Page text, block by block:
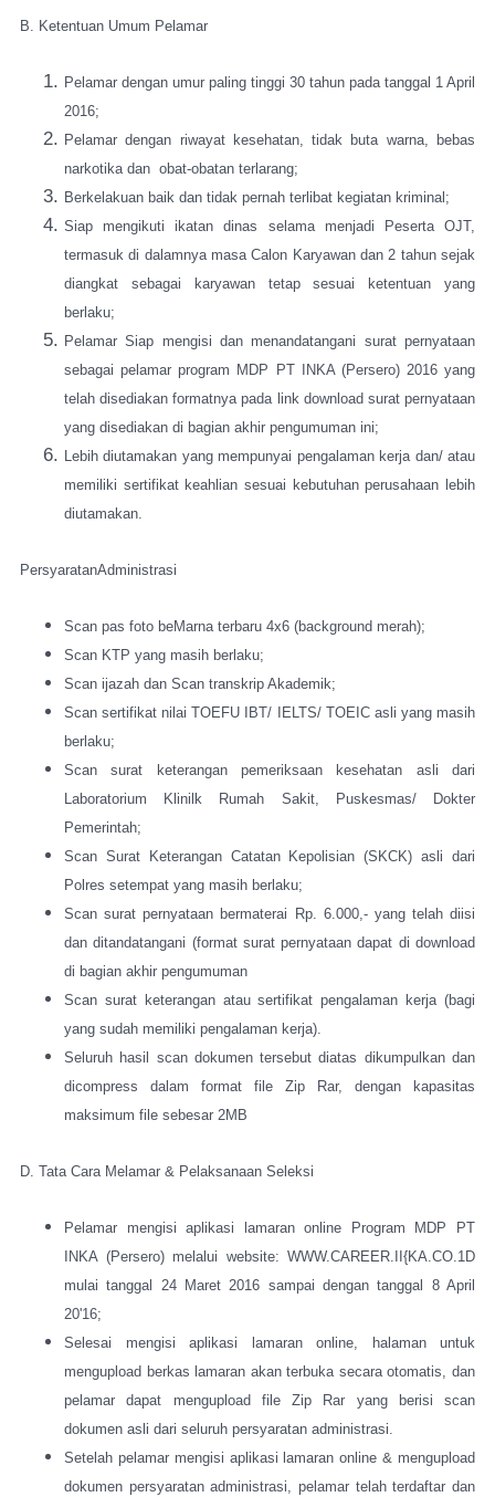
B. Ketentuan Umum Pelamar
Pelamar dengan umur paling tinggi 30 tahun pada tanggal 1 April
2016;
Pelamar dengan riwayat kesehatan, tidak buta warna, bebas
narkotika dan obat-obatan terlarang;
Berkelakuan baik dan tidak pernah terlibat kegiatan kriminal;
Siap mengikuti ikatan dinas selama menjadi Peserta OJT,
termasuk di dalamnya masa Calon Karyawan dan 2 tahun sejak
diangkat sebagai karyawan tetap sesuai ketentuan yang
berlaku;
Pelamar Siap mengisi dan menandatangani surat pernyataan
sebagai pelamar program MDP PT INKA (Persero) 2016 yang
telah disediakan formatnya pada link download surat pernyataan
yang disediakan di bagian akhir pengumuman ini;
Lebih diutamakan yang mempunyai pengalaman kerja dan/ atau
memiliki sertifikat keahlian sesuai kebutuhan perusahaan lebih
diutamakan.
PersyaratanAdministrasi
Scan pas foto beMarna terbaru 4x6 (background merah);
Scan KTP yang masih berlaku;
Scan ijazah dan Scan transkrip Akademik;
Scan sertifikat nilai TOEFU IBT/ IELTS/ TOEIC asli yang masih
berlaku;
Scan surat keterangan pemeriksaan kesehatan asli dari
Laboratorium Klinilk Rumah Sakit, Puskesmas/ Dokter
Pemerintah;
Scan Surat Keterangan Catatan Kepolisian (SKCK) asli dari
Polres setempat yang masih berlaku;
Scan surat pernyataan bermaterai Rp. 6.000,- yang telah diisi
dan ditandatangani (format surat pernyataan dapat di download
di bagian akhir pengumuman
Scan surat keterangan atau sertifikat pengalaman kerja (bagi
yang sudah memiliki pengalaman kerja).
Seluruh hasil scan dokumen tersebut diatas dikumpulkan dan
dicompress dalam format file Zip Rar, dengan kapasitas
maksimum file sebesar 2MB
D. Tata Cara Melamar & Pelaksanaan Seleksi
Pelamar mengisi aplikasi lamaran online Program MDP PT
INKA (Persero) melalui website: WWW.CAREER.II{KA.CO.1D
mulai tanggal 24 Maret 2016 sampai dengan tanggal 8 April
20'16;
Selesai mengisi aplikasi lamaran online, halaman untuk
mengupload berkas lamaran akan terbuka secara otomatis, dan
pelamar dapat mengupload file Zip Rar yang berisi scan
dokumen asli dari seluruh persyaratan administrasi.
Setelah pelamar mengisi aplikasi lamaran online & mengupload
dokumen persyaratan administrasi, pelamar telah terdaftar dan